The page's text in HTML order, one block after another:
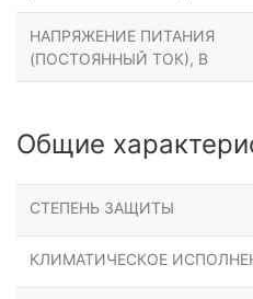
НАПРЯЖЕНИЕ ПИТАНИЯ
(ПОСТОЯННЫЙ ТОК), В
Общие
СТЕПЕНЬ ЗАЩИТЫ
КЛИМАТИЧЕСКОЕ